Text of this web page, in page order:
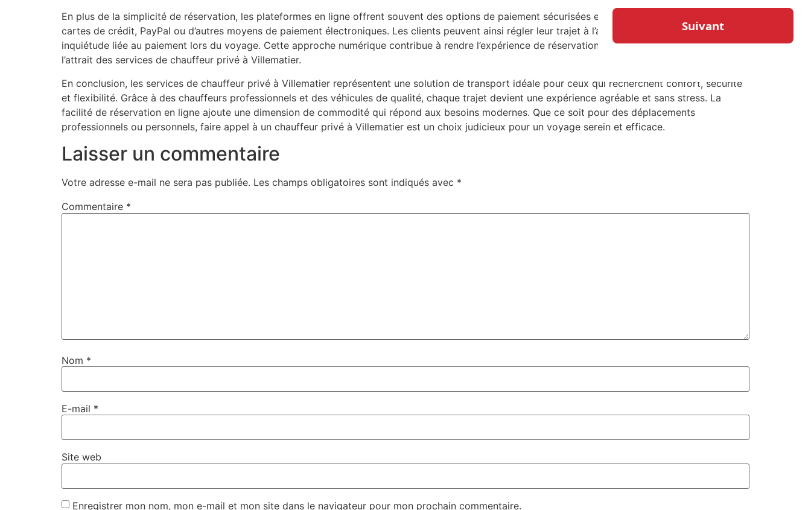
En plus de la simplicité de réservation, les plateformes en ligne offrent souvent des options de paiement sécurisées et diversifiées, telles que les
cartes de crédit, PayPal ou d’autres moyens de paiement électroniques. Les clients peuvent ainsi régler leur trajet à l’avance, éliminant toute
inquiétude liée au paiement lors du voyage. Cette approche numérique contribue à rendre l’expérience de réservation fluide et agréable, renforçant
l’attrait des services de chauffeur privé à Villematier.
En conclusion, les services de chauffeur privé à Villematier représentent une solution de transport idéale pour ceux qui recherchent confort, sécurité
et flexibilité. Grâce à des chauffeurs professionnels et des véhicules de qualité, chaque trajet devient une expérience agréable et sans stress. La
facilité de réservation en ligne ajoute une dimension de commodité qui répond aux besoins modernes. Que ce soit pour des déplacements
professionnels ou personnels, faire appel à un chauffeur privé à Villematier est un choix judicieux pour un voyage serein et efficace.
Laisser un commentaire
Votre adresse e-mail ne sera pas publiée. Les champs obligatoires sont indiqués avec *
Commentaire *
Nom *
E-mail *
Site web
Enregistrer mon nom, mon e-mail et mon site dans le navigateur pour mon prochain commentaire.